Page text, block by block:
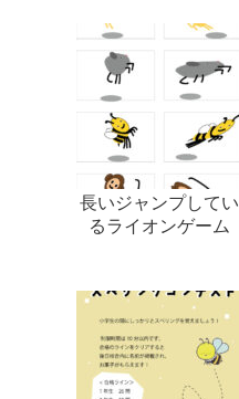
長いジャンプしてい
るライオンゲーム